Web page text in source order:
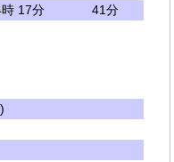
17分 41分